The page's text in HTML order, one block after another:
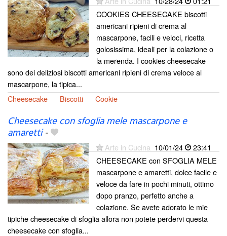
COOKIES CHEESECAKE biscotti
americani ripieni di crema al
mascarpone, facili e veloci, ricetta
golosissima, ideali per la colazione o
la merenda. I cookies cheesecake
sono dei deliziosi biscotti americani ripieni di crema veloce al
mascarpone, la tipica...
Cheesecake
Biscotti Cookie
Cheesecake con sfoglia mele mascarpone e
amaretti-
Arte in Cucina 10/01/24
23:41
CHEESECAKE con SFOGLIA MELE
mascarpone e amaretti, dolce facile e
veloce da fare in pochi minuti, ottimo
dopo pranzo, perfetto anche a
colazione. Se avete adorato le mie
tipiche cheesecake di sfoglia allora non potete perdervi questa
cheesecake con sfoglia...